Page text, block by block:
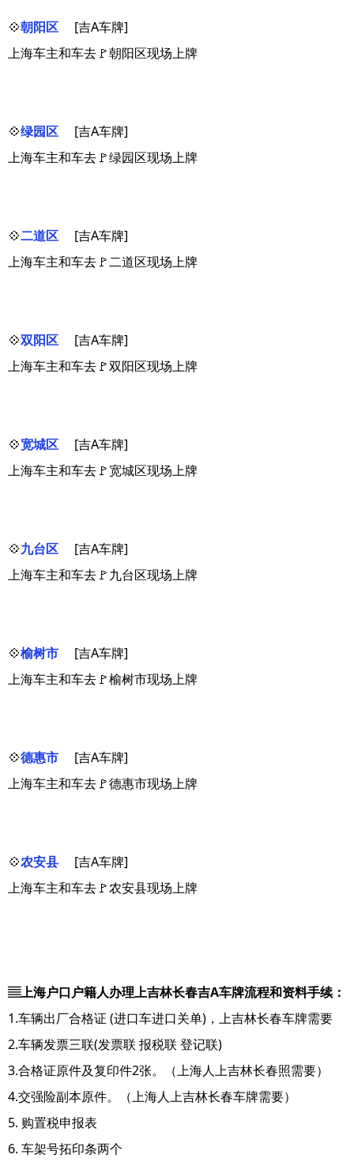
💠朝阳区
[吉A车牌]
上海车主和车去🚩朝阳区现场上牌
💠绿园区
[吉A车牌]
上海车主和车去🚩绿园区现场上牌
💠二道区
[吉A车牌]
上海车主和车去🚩二道区现场上牌
💠双阳区
[吉A车牌]
上海车主和车去🚩双阳区现场上牌
💠宽城区
[吉A车牌]
上海车主和车去🚩宽城区现场上牌
💠九台区
[吉A车牌]
上海车主和车去🚩九台区现场上牌
💠榆树市
[吉A车牌]
上海车主和车去🚩榆树市现场上牌
💠德惠市
[吉A车牌]
上海车主和车去🚩德惠市现场上牌
💠农安县
[吉A车牌]
上海车主和车去🚩农安县现场上牌
▤上海户口户籍人办理上吉林长春吉A车牌流程和资料手续：
1.车辆出厂合格证 (进口车进口关单)，上吉林长春车牌需要
2.车辆发票三联(发票联 报税联 登记联)
3.合格证原件及复印件2张。（上海人上吉林长春照需要）
4.交强险副本原件。（上海人上吉林长春车牌需要）
5. 购置税申报表
6. 车架号拓印条两个